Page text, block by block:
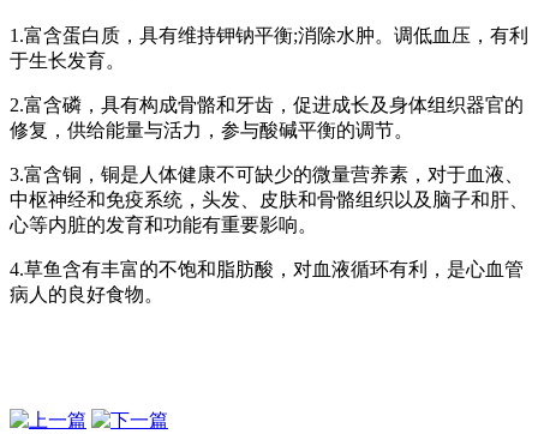
1.富含蛋白质，具有维持钾钠平衡;消除水肿。调低血压，有利
于生长发育。
2.富含磷，具有构成骨骼和牙齿，促进成长及身体组织器官的
修复，供给能量与活力，参与酸碱平衡的调节。
3.富含铜，铜是人体健康不可缺少的微量营养素，对于血液、
中枢神经和免疫系统，头发、皮肤和骨骼组织以及脑子和肝、
心等内脏的发育和功能有重要影响。
4.草鱼含有丰富的不饱和脂肪酸，对血液循环有利，是心血管
病人的良好食物。